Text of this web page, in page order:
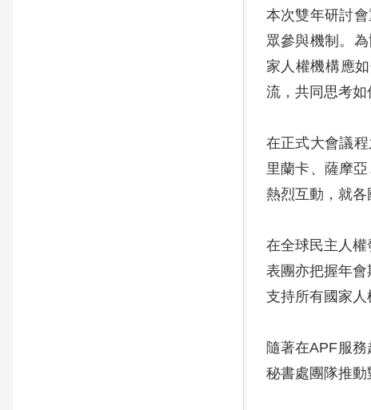
本次雙年研討
眾參與機制。
家人權機構應
流，共同思考如
在正式大會議
里蘭卡、薩摩
熱烈互動，就各
在全球民主人
表團亦把握年
支持所有國家人
隨著在APF服
秘書處團隊推動